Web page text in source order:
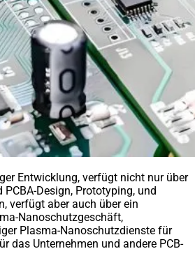
Entwicklung, verfügt nicht nur über
PCBA-Design, Prototyping, und
verfügt aber auch über ein
Nanoschutzgeschäft,
Plasma-Nanoschutzdienste für
das Unternehmen und andere PCB-